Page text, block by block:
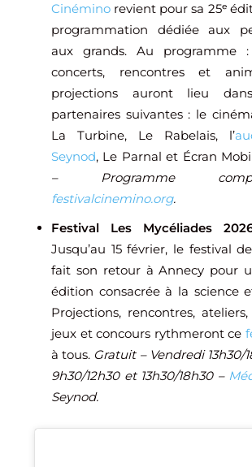
Cinémino revient pour sa 25ᵉ
programmation dédiée aux
aux grands. Au programme
concerts, rencontres et
projections auront lieu
partenaires suivantes : le
La Turbine, Le Rabelais, l’
Seynod, Le Parnal et Écran
– Programme
festivalcinemino.org.
Festival Les Mycéliades
Jusqu’au 15 février, le festival
fait son retour à Annecy pour
édition consacrée à la science
Projections, rencontres,
jeux et concours rythmeront ce
à tous. Gratuit – Vendredi 13h30/
9h30/12h30 et 13h30/18h30 –
Seynod.